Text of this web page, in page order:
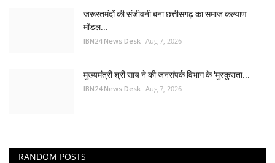
जरूरतमंदों की संजीवनी बना छत्तीसगढ़ का समाज कल्याण
मॉडल...
IBN24 News Desk Aug 7, 2026
मुख्यमंत्री श्री साय ने की जनसंपर्क विभाग के 'मुस्कुराता...
IBN24 News Desk Aug 7, 2026
RANDOM POSTS